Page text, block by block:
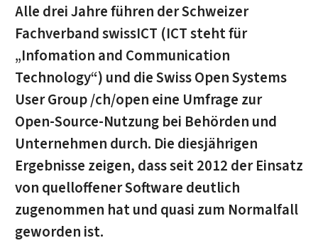
Alle drei Jahre führen der Schweizer
Fachverband swissICT (ICT steht für
„Infomation and Communication
Technology“) und die Swiss Open Systems
User Group /ch/open eine Umfrage zur
Open-Source-Nutzung bei Behörden und
Unternehmen durch. Die diesjährigen
Ergebnisse zeigen, dass seit 2012 der Einsatz
von quelloffener Software deutlich
zugenommen hat und quasi zum Normalfall
geworden ist.